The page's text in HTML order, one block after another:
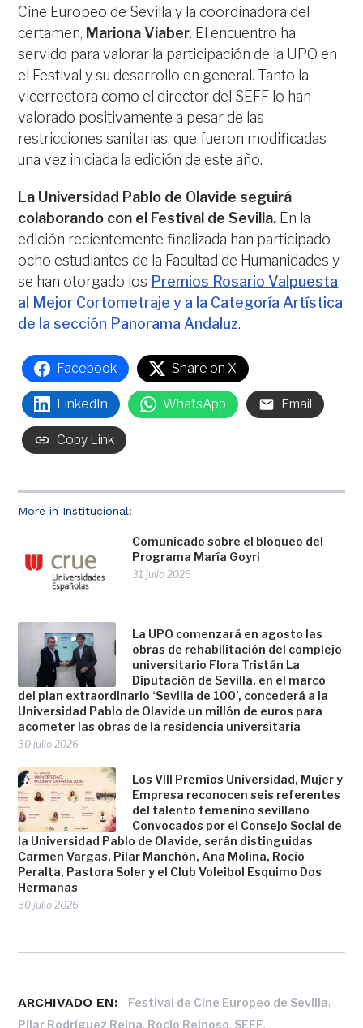
More in Institucional:
Comunicado sobre el bloqueo del
Programa María Goyri
31 julio 2026
La UPO comenzará en agosto las
obras de rehabilitación del complejo
universitario Flora Tristán La
Diputación de Sevilla, en el marco
del plan extraordinario ‘Sevilla de 100’, concederá a la
Universidad Pablo de Olavide un millón de euros para
acometer las obras de la residencia universitaria
30 julio 2026
Los VIII Premios Universidad, Mujer y
Empresa reconocen seis referentes
del talento femenino sevillano
Convocados por el Consejo Social de
la Universidad Pablo de Olavide, serán distinguidas
Carmen Vargas, Pilar Manchón, Ana Molina, Rocío
Peralta, Pastora Soler y el Club Voleibol Esquimo Dos
Hermanas
30 julio 2026
Cine Europeo de Sevilla y la coordinadora del
certamen, Mariona Viaber. El encuentro ha
servido para valorar la participación de la UPO en
el Festival y su desarrollo en general. Tanto la
vicerrectora como el director del SEFF lo han
valorado positivamente a pesar de las
restricciones sanitarias, que fueron modificadas
una vez iniciada la edición de este año.
La Universidad Pablo de Olavide seguirá
colaborando con el Festival de Sevilla. En la
edición recientemente finalizada han participado
ocho estudiantes de la Facultad de Humanidades y
se han otorgado los Premios Rosario Valpuesta
al Mejor Cortometraje y a la Categoría Artística
de la sección Panorama Andaluz.
Facebook Share on X
LinkedIn WhatsApp Email
Copy Link
ARCHIVADO EN: Festival de Cine Europeo de Sevilla,
Pilar Rodríguez Reina, Rocío Reinoso, SEFF,